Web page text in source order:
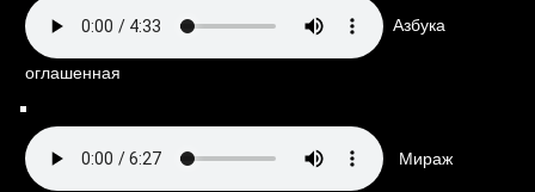
Азбука
оглашенная
Мираж